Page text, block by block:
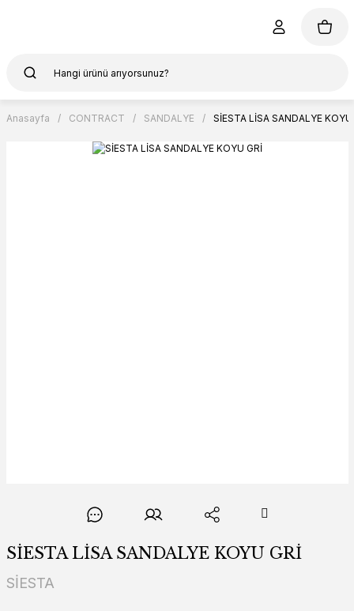
Anasayfa CONTRACT SANDALYE SİESTA LİSA SANDALYE KOYU
SİESTA LİSA SANDALYE KOYU GRİ
SİESTA